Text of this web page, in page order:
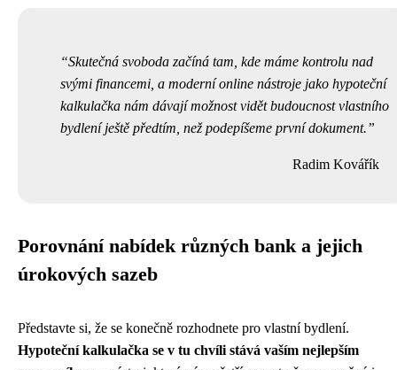
Skutečná svoboda začíná tam, kde máme kontrolu nad
svými financemi, a moderní online nástroje jako hypoteční
kalkulačka nám dávají možnost vidět budoucnost vlastního
bydlení ještě předtím, než podepíšeme první dokument.
Radim Kovářík
Porovnání nabídek různých bank a jejich
úrokových sazeb
Představte si, že se konečně rozhodnete pro vlastní bydlení.
Hypoteční kalkulačka se v tu chvíli stává vaším nejlepším